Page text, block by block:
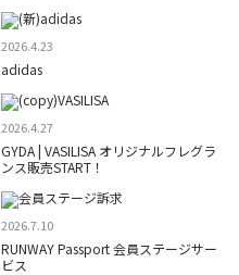
2026.4.23
adidas
2026.4.27
GYDA | VASILISA オリジナルフレグラ
ンス販売START！
2026.7.10
RUNWAY Passport 会員ステージサー
ビス